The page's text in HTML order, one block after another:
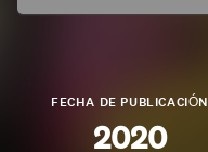
FECHA DE PUBLICACIÓN
2020